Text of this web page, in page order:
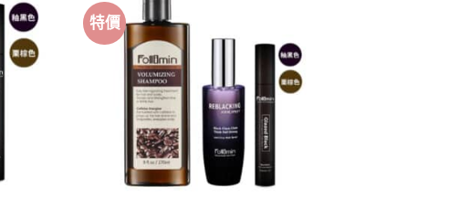
特價